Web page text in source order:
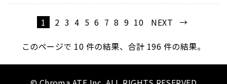
1 2 3 4 5 6 7 8 9 10
NEXT →
このページで 10 件の結果、合計 196 件の結果。